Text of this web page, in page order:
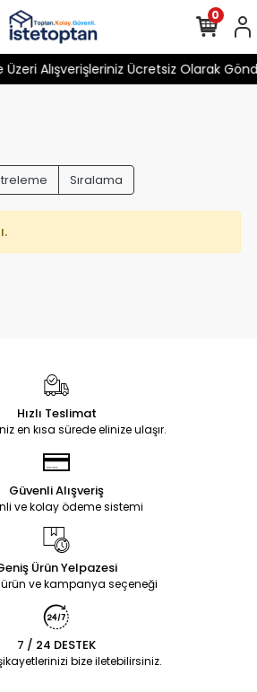
Alışverişleriniz Ücretsiz Olarak
0
Sıralama
Hızlı Teslimat
en kısa sürede elinize ulaşır.
Güvenli Alışveriş
ve kolay ödeme sistemi
Ürün Yelpazesi
ve kampanya seçeneği
7 / 24 DESTEK
bize iletebilirsiniz.